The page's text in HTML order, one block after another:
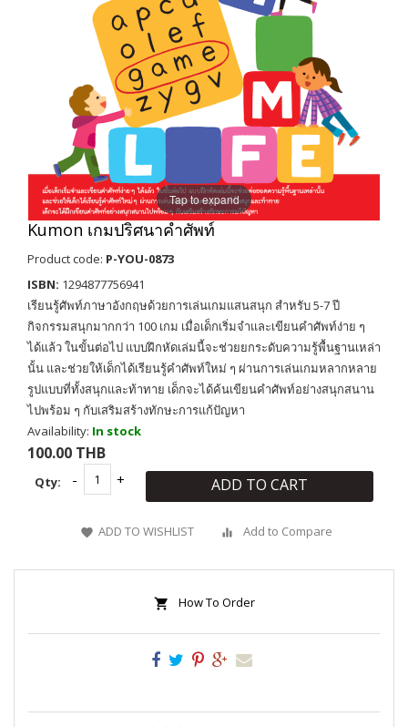
Tap to expand
Kumon เกมปริศนาคำศัพท์
Product code: P-YOU-0873
ISBN: 1294877756941
เรียนรู้ศัพท์ภาษาอังกฤษด้วยการเล่นเกมแสนสนุก สำหรับ 5-7 ปี
กิจกรรมสนุกมากกว่า 100 เกม เมื่อเด็กเริ่มจำและเขียนคำศัพท์ง่าย ๆ
ได้แล้ว ในขั้นต่อไป แบบฝึกหัดเล่มนี้จะช่วยยกระดับความรู้พื้นฐานเหล่า
นั้น และช่วยให้เด็กได้เรียนรู้คำศัพท์ใหม่ ๆ ผ่านการเล่นเกมหลากหลาย
รูปแบบที่ทั้งสนุกและท้าทาย เด็กจะได้ค้นเขียนคำศัพท์อย่างสนุกสนาน
ไปพร้อม ๆ กับเสริมสร้างทักษะการแก้ปัญหา
Availability: In stock
100.00 THB
Qty: ADD TO CART
ADD TO WISHLIST Add to Compare
How To Order